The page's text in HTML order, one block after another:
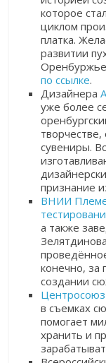
которое
циклом
платка.
развитии
по ссылке.
Дизайнера
уже более
сувениры.
признание
ВНИИ
а также
конечно, за
создании
в съемках
помогает
хранить и